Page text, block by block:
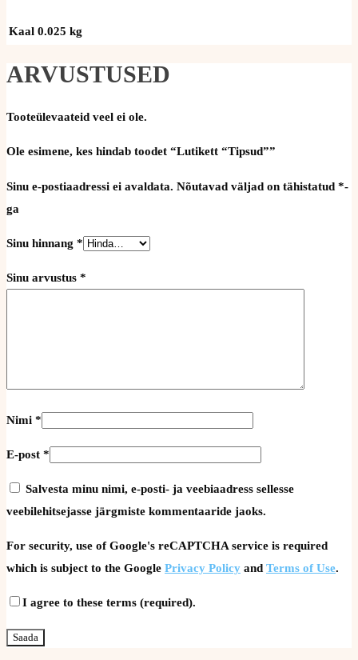
Kaal 0.025 kg
ARVUSTUSED
Tooteülevaateid veel ei ole.
Ole esimene, kes hindab toodet “Lutikett “Tipsud””
Sinu e-postiaadressi ei avaldata. Nõutavad väljad on tähistatud *-
ga
Sinu hinnang *
Sinu arvustus *
Nimi *
E-post *
Salvesta minu nimi, e-posti- ja veebiaadress sellesse
veebilehitsejasse järgmiste kommentaaride jaoks.
For security, use of Google's reCAPTCHA service is required
which is subject to the Google Privacy Policy and Terms of Use.
I agree to these terms (required).